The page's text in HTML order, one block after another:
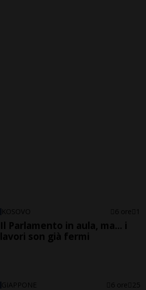
KOSOVO 6 ore 1
Il Parlamento in aula, ma... i
lavori son già fermi
GIAPPONE 6 ore 25